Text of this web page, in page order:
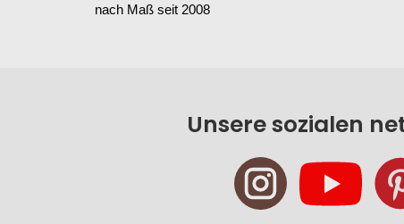
nach Maß seit 2008
Unsere sozialen